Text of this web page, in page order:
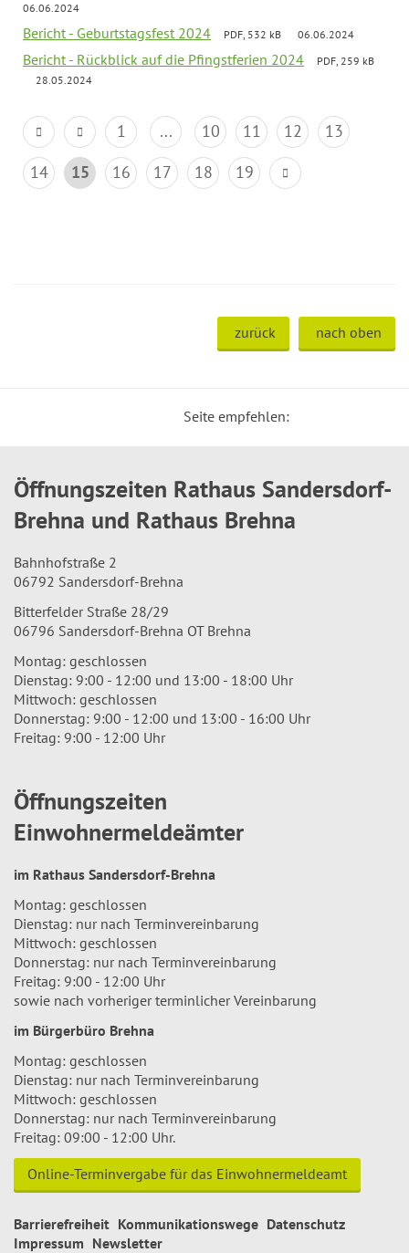
06.06.2024
Bericht - Geburtstagsfest 2024 PDF, 532 kB 06.06.2024
Bericht - Rückblick auf die Pfingstferien 2024
PDF, 259 kB
28.05.2024
1 ... 10 11 12
13
14
15 16 17 18 19
zurück nach oben
Seite empfehlen:
Öffnungszeiten Rathaus Sandersdorf-
Brehna und Rathaus Brehna
Bahnhofstraße 2
06792 Sandersdorf-Brehna
Bitterfelder Straße 28/29
06796 Sandersdorf-Brehna OT Brehna
Montag: geschlossen
Dienstag: 9:00 - 12:00 und 13:00 - 18:00 Uhr
Mittwoch: geschlossen
Donnerstag: 9:00 - 12:00 und 13:00 - 16:00 Uhr
Freitag: 9:00 - 12:00 Uhr
Öffnungszeiten
Einwohnermeldeämter
im Rathaus Sandersdorf-Brehna
Montag: geschlossen
Dienstag: nur nach Terminvereinbarung
Mittwoch: geschlossen
Donnerstag: nur nach Terminvereinbarung
Freitag: 9:00 - 12:00 Uhr
sowie nach vorheriger terminlicher Vereinbarung
im Bürgerbüro Brehna
Montag: geschlossen
Dienstag: nur nach Terminvereinbarung
Mittwoch: geschlossen
Donnerstag: nur nach Terminvereinbarung
Freitag: 09:00 - 12:00 Uhr.
Online-Terminvergabe für das Einwohnermeldeamt
Barrierefreiheit Kommunikationswege Datenschutz
Impressum Newsletter